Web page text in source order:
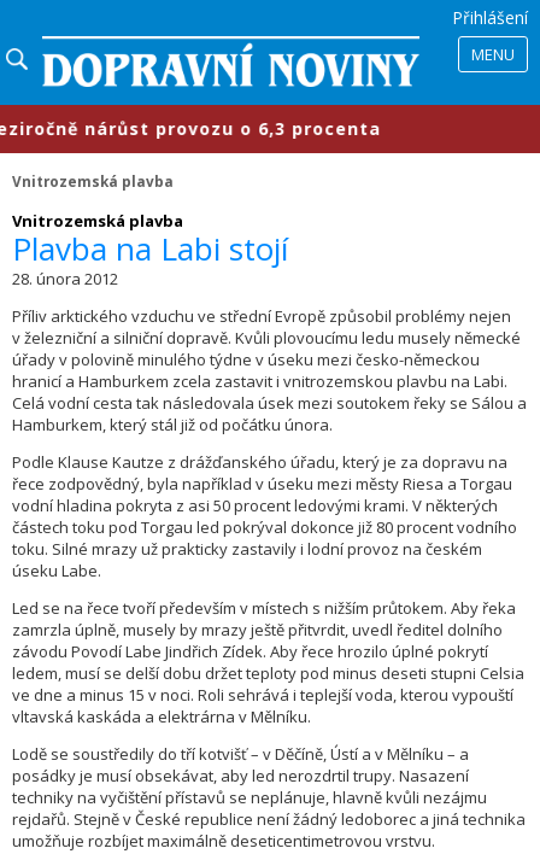
Přihlášení
MENU
nárůst provozu o 6,3 procenta
Vnitrozemská plavba
Vnitrozemská plavba
Plavba na Labi stojí
28. února 2012
Příliv arktického vzduchu ve střední Evropě způsobil problémy nejen
v železniční a silniční dopravě. Kvůli plovoucímu ledu musely německé
úřady v polovině minulého týdne v úseku mezi česko-německou
hranicí a Hamburkem zcela zastavit i vnitrozemskou plavbu na Labi.
Celá vodní cesta tak následovala úsek mezi soutokem řeky se Sálou a
Hamburkem, který stál již od počátku února.
Podle Klause Kautze z drážďanského úřadu, který je za dopravu na
řece zodpovědný, byla například v úseku mezi městy Riesa a Torgau
vodní hladina pokryta z asi 50 procent ledovými krami. V některých
částech toku pod Torgau led pokrýval dokonce již 80 procent vodního
toku. Silné mrazy už prakticky zastavily i lodní provoz na českém
úseku Labe.
Led se na řece tvoří především v místech s nižším průtokem. Aby řeka
zamrzla úplně, musely by mrazy ještě přitvrdit, uvedl ředitel dolního
závodu Povodí Labe Jindřich Zídek. Aby řece hrozilo úplné pokrytí
ledem, musí se delší dobu držet teploty pod minus deseti stupni Celsia
ve dne a minus 15 v noci. Roli sehrává i teplejší voda, kterou vypouští
vltavská kaskáda a elektrárna v Mělníku.
Lodě se soustředily do tří kotvišť – v Děčíně, Ústí a v Mělníku – a
posádky je musí obsekávat, aby led nerozdrtil trupy. Nasazení
techniky na vyčištění přístavů se neplánuje, hlavně kvůli nezájmu
rejdařů. Stejně v České republice není žádný ledoborec a jiná technika
umožňuje rozbíjet maximálně deseticentimetrovou vrstvu.